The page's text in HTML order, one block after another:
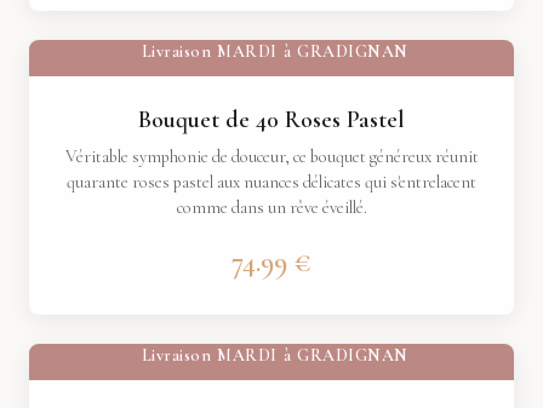
Livraison MARDI à GRADIGNAN
Bouquet de 40 Roses Pastel
Véritable symphonie de douceur, ce bouquet généreux réunit
quarante roses pastel aux nuances délicates qui s'entrelacent
comme dans un rêve éveillé.
74.99 €
Livraison MARDI à GRADIGNAN